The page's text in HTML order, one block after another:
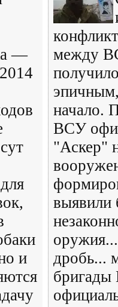
—
и
между
начало.
ВСУ
"Аскер"
выявили
дробь...